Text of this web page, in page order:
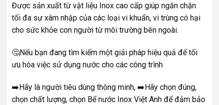
Được sản xuất từ vật liệu Inox cao cấp giúp ngăn chặn
tối đa sự xâm nhập của các loại vi khuẩn, vi trùng có hại
cho sức khỏe con người từ môi trường bên ngoài.
🤔Nếu bạn đang tìm kiếm một giải pháp hiệu quả để tối
ưu hóa việc sử dụng nước cho các công trình
➡️Hãy là người tiêu dùng thông minh, ➡️Hãy chọn đúng,
chọn chất lượng, chọn Bể nước Inox Việt Anh để đảm bảo